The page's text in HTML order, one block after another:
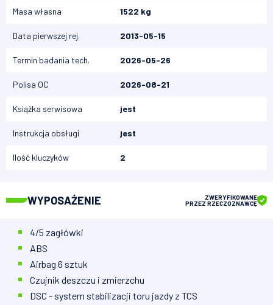
Masa własna 1522 kg
Data pierwszej rej. 2013-05-15
Termin badania tech. 2026-05-26
Polisa OC 2026-08-21
Książka serwisowa jest
Instrukcja obsługi jest
Ilość kluczyków 2
WYPOSAŻENIE
ZWERYFIKOWANE
PRZEZ RZECZOZNAWCĘ
4/5 zagłówki
ABS
Airbag 6 sztuk
Czujnik deszczu i zmierzchu
DSC - system stabilizacji toru jazdy z TCS